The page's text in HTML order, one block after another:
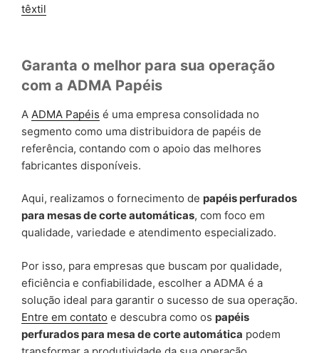
têxtil
Garanta o melhor para sua operação
com a ADMA Papéis
A ADMA Papéis é uma empresa consolidada no
segmento como uma distribuidora de papéis de
referência, contando com o apoio das melhores
fabricantes disponíveis.
Aqui, realizamos o fornecimento de papéis perfurados
para mesas de corte automáticas, com foco em
qualidade, variedade e atendimento especializado.
Por isso, para empresas que buscam por qualidade,
eficiência e confiabilidade, escolher a ADMA é a
solução ideal para garantir o sucesso de sua operação.
Entre em contato e descubra como os papéis
perfurados para mesa de corte automática podem